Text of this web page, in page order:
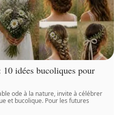
idées bucoliques pour
ode à la nature, invite à célébrer
et bucolique. Pour les futures